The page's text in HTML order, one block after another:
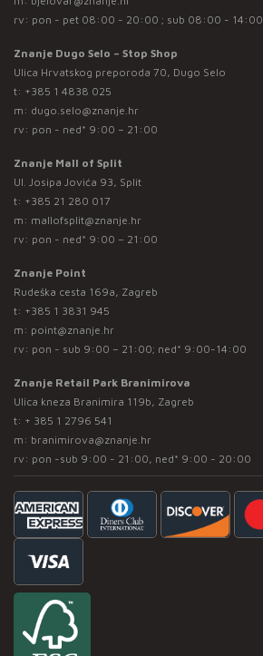
rv: pon - pet 08:00 - 20:00 ; sub 08:00 - 14:00
Znanje Dugo Selo – Stop Shop
Ulica Hrvatskog preporoda 70, Dugo Selo
t: +385 1 4838 025
m: dugo.selo@znanje.hr
rv: pon - ned* 9:00 – 21:00
Znanje Mall of Split
Ul. Josipa Jovića 93, Split
t: +385 21 280 017
m: mallofsplit@znanje.hr
rv: pon - ned* 9:00 – 21:00
Znanje Point
Rudeška cesta 169a, Zagreb
t: +385 1 3831 945
m: point@znanje.hr
rv: pon - sub 9:00 – 21:00; ned* 9:00-14:00
Znanje Retail Park Branimirova
Ulica kneza Branimira 119b, Zagreb
t: + 385 1 2796 541
m: branimirova@znanje.hr
rv: pon -sub 9:00 - 21:00, ned* 9:00 - 20:00